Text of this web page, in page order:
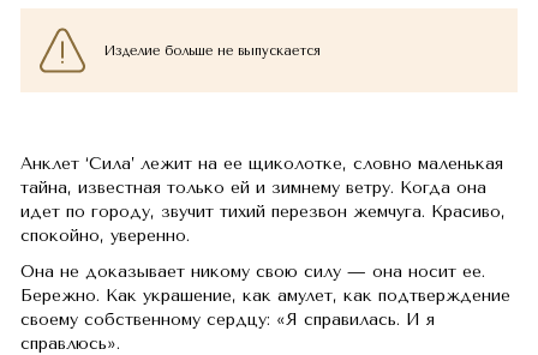
Изделие больше не выпускается
Анклет ‘Сила’ лежит на ее щиколотке, словно маленькая
тайна, известная только ей и зимнему ветру. Когда она
идет по городу, звучит тихий перезвон жемчуга. Красиво,
спокойно, уверенно.
Она не доказывает никому свою силу — она носит ее.
Бережно. Как украшение, как амулет, как подтверждение
своему собственному сердцу: «Я справилась. И я
справлюсь».